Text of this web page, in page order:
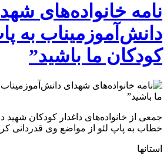
نامه خانواده‌های
دانش‌آموزمیناب به
کودکان ما باشید”
جمعی از خانواده‌های داغدار کودکان شهید
خطاب به پاپ لئو از مواضع وی قدردانی
استانها